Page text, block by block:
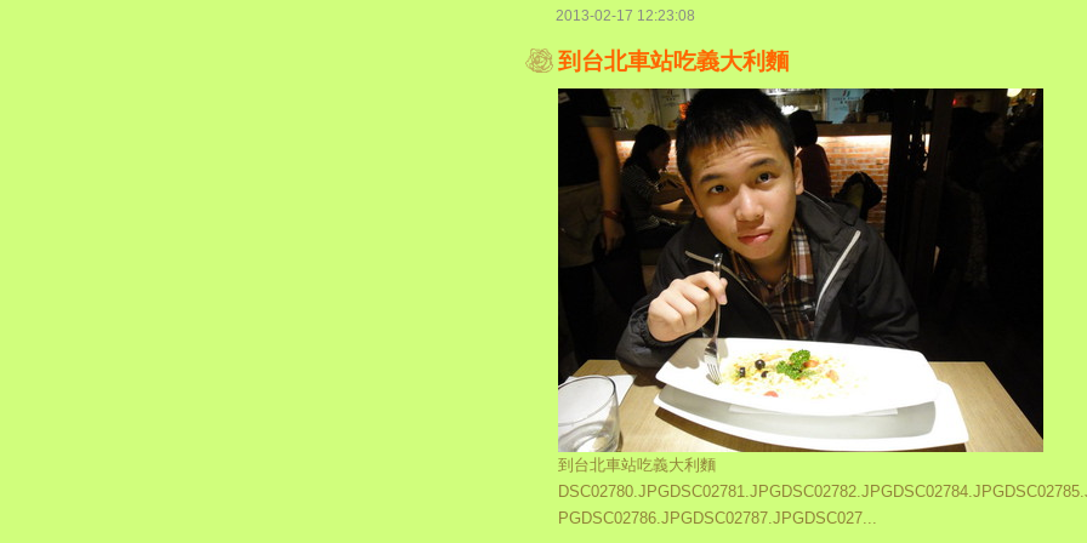
2013-02-17 12:23:08
到台北車站吃義大利麵
到台北車站吃義大利麵
PGDSC02786.JPGDSC02787.JPGDSC027...